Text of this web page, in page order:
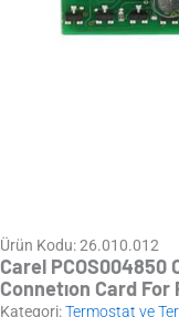
Ürün Kodu: 26.010.012
Carel PCOS004850
Connetıon Card For
Kategori:Termostat ve